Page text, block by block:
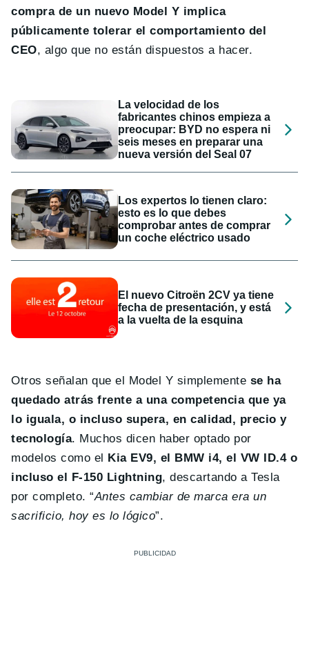
compra de un nuevo Model Y implica
públicamente tolerar el comportamiento del
CEO, algo que no están dispuestos a hacer.
La velocidad de los
fabricantes chinos empieza a
preocupar: BYD no espera ni
seis meses en preparar una
nueva versión del Seal 07
Los expertos lo tienen claro:
esto es lo que debes
comprobar antes de comprar
un coche eléctrico usado
El nuevo Citroën 2CV ya tiene
fecha de presentación, y está
a la vuelta de la esquina
Otros señalan que el Model Y simplemente se ha
quedado atrás frente a una competencia que ya
lo iguala, o incluso supera, en calidad, precio y
tecnología. Muchos dicen haber optado por
modelos como el Kia EV9, el BMW i4, el VW ID.4 o
incluso el F-150 Lightning, descartando a Tesla
por completo. “Antes cambiar de marca era un
sacrificio, hoy es lo lógico”.